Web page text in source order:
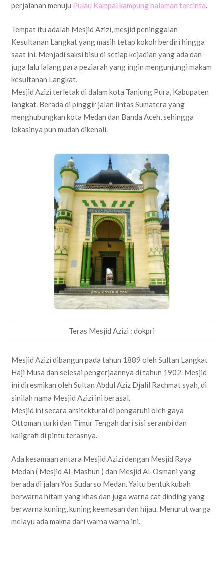
perjalanan menuju Pulau Kampai kampung halaman tercinta.
Tempat itu adalah Mesjid Azizi, mesjid peninggalan
Kesultanan Langkat yang masih tetap kokoh berdiri hingga
saat ini. Menjadi saksi bisu di setiap kejadian yang ada dan
juga lalu lalang para peziarah yang ingin mengunjungi makam
kesultanan Langkat.
Mesjid Azizi terletak di dalam kota Tanjung Pura, Kabupaten
langkat. Berada di pinggir jalan lintas Sumatera yang
menghubungkan kota Medan dan Banda Aceh, sehingga
lokasinya pun mudah dikenali.
Teras Mesjid Azizi : dokpri
Mesjid Azizi dibangun pada tahun 1889 oleh Sultan Langkat
Haji Musa dan selesai pengerjaannya di tahun 1902. Mesjid
ini diresmikan oleh Sultan Abdul Aziz Djalil Rachmat syah, di
sinilah nama Mesjid Azizi ini berasal.
Mesjid ini secara arsitektural di pengaruhi oleh gaya
Ottoman turki dan Timur Tengah dari sisi serambi dan
kaligrafi di pintu terasnya.
Ada kesamaan antara Mesjid Azizi dengan Mesjid Raya
Medan ( Mesjid Al-Mashun ) dan Mesjid Al-Osmani yang
berada di jalan Yos Sudarso Medan. Yaitu bentuk kubah
berwarna hitam yang khas dan juga warna cat dinding yang
berwarna kuning, kuning keemasan dan hijau. Menurut warga
melayu ada makna dari warna warna ini.